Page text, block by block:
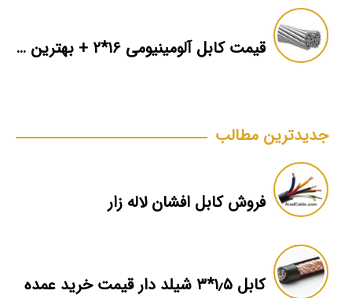
قیمت کابل آلومینیومی ۱۶*۲ + بهترین برند بازار + اطلاعات فنی
جدیدترین مطالب
فروش کابل افشان لاله زار
کابل ۱٫۵*۳ شیلد دار قیمت خرید عمده